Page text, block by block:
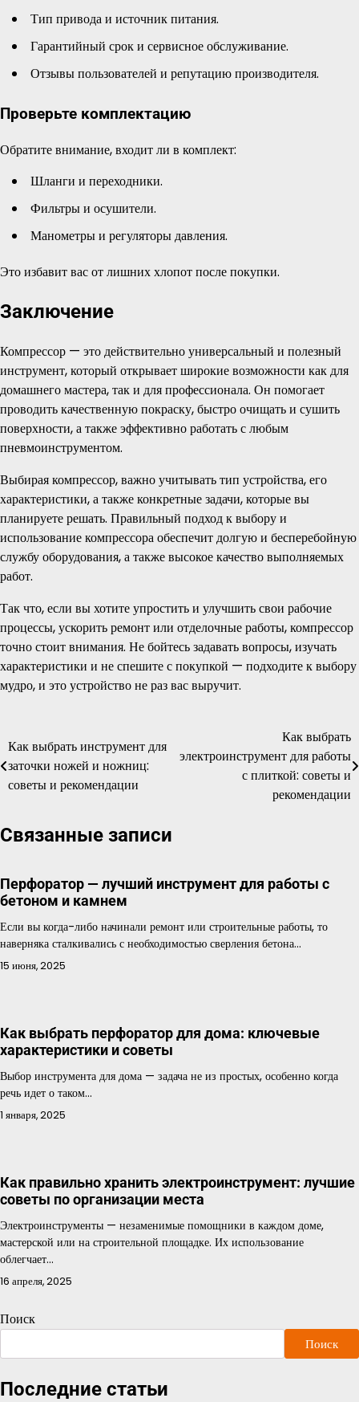
Тип привода и источник питания.
Гарантийный срок и сервисное обслуживание.
Отзывы пользователей и репутацию производителя.
Проверьте комплектацию
Обратите внимание, входит ли в комплект:
Шланги и переходники.
Фильтры и осушители.
Манометры и регуляторы давления.
Это избавит вас от лишних хлопот после покупки.
Заключение
Компрессор — это действительно универсальный и полезный
инструмент, который открывает широкие возможности как для
домашнего мастера, так и для профессионала. Он помогает
проводить качественную покраску, быстро очищать и сушить
поверхности, а также эффективно работать с любым
пневмоинструментом.
Выбирая компрессор, важно учитывать тип устройства, его
характеристики, а также конкретные задачи, которые вы
планируете решать. Правильный подход к выбору и
использование компрессора обеспечит долгую и бесперебойную
службу оборудования, а также высокое качество выполняемых
работ.
Так что, если вы хотите упростить и улучшить свои рабочие
процессы, ускорить ремонт или отделочные работы, компрессор
точно стоит внимания. Не бойтесь задавать вопросы, изучать
характеристики и не спешите с покупкой — подходите к выбору
мудро, и это устройство не раз вас выручит.
Навигация
по
записям
Как выбрать инструмент для
заточки ножей и ножниц:
советы и рекомендации
Как выбрать
электроинструмент для работы
с плиткой: советы и
рекомендации
Связанные записи
Перфоратор — лучший инструмент для работы с
бетоном и камнем
Если вы когда-либо начинали ремонт или строительные работы, то
наверняка сталкивались с необходимостью сверления бетона…
15 июня, 2025
Как выбрать перфоратор для дома: ключевые
характеристики и советы
Выбор инструмента для дома — задача не из простых, особенно когда
речь идет о таком…
1 января, 2025
Как правильно хранить электроинструмент: лучшие
советы по организации места
Электроинструменты — незаменимые помощники в каждом доме,
мастерской или на строительной площадке. Их использование
облегчает…
16 апреля, 2025
Поиск
Поиск
Последние статьи